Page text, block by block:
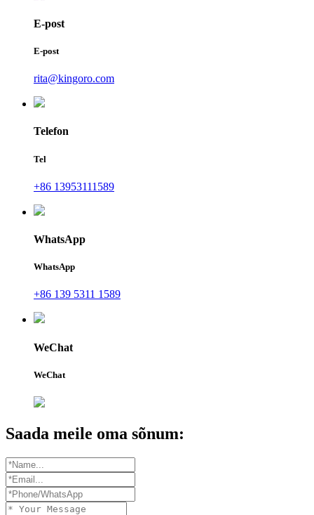
E-post
E-post
rita@kingoro.com
Telefon
Tel
+86 13953111589
WhatsApp
WhatsApp
+86 139 5311 1589
WeChat
WeChat
Saada meile oma sõnum: